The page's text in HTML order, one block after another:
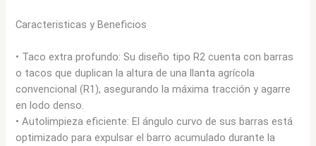
Caracteristicas y Beneficios
• Taco extra profundo: Su diseño tipo R2 cuenta con barras
o tacos que duplican la altura de una llanta agrícola
convencional (R1), asegurando la máxima tracción y agarre
en lodo denso.
• Autolimpieza eficiente: El ángulo curvo de sus barras está
optimizado para expulsar el barro acumulado durante la